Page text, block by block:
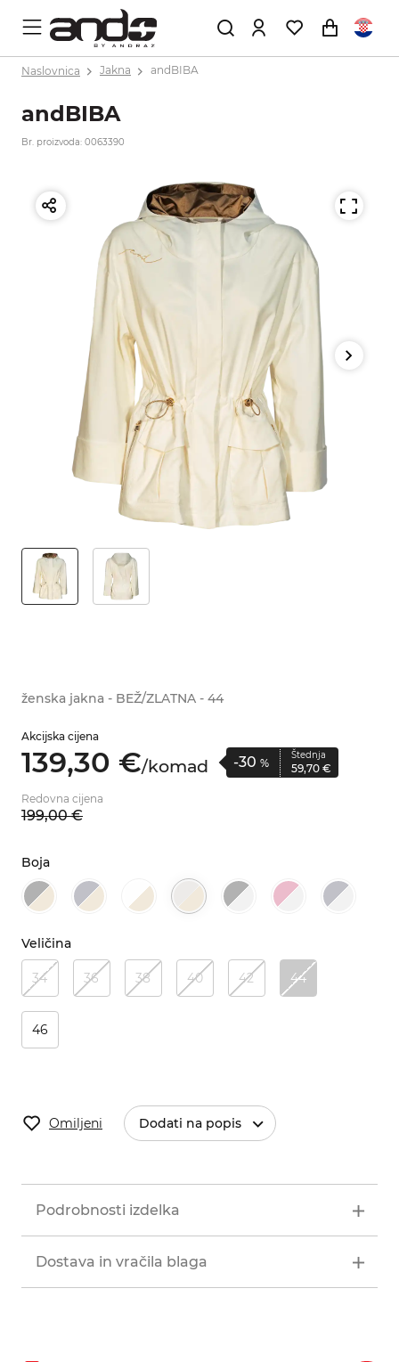
Naslovnica Jakna andBIBA
andBIBA
Br. proizvoda: 0063390
ženska jakna - BEŽ/ZLATNA - 44
Akcijska cijena
139,30 €/komad -30 %
Štednja
59,70 €
Redovna cijena
199,00 €
Boja
Veličina
34 36 38 40 42 44
46
Omiljeni Dodati na popis
Podrobnosti izdelka
Dostava in vračila blaga